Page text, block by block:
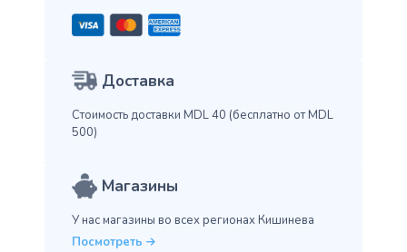
Доставка
Стоимость доставки MDL 40 (бесплатно от MDL
500)
Магазины
У нас магазины во всех регионах Кишинева
Посмотреть